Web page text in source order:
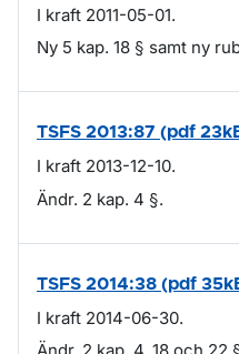
I kraft 2011-05-01.
Ny 5 kap. 18 § samt ny
TSFS 2013:87 (pdf
I kraft 2013-12-10.
Ändr. 2 kap. 4 §.
TSFS 2014:38 (pdf
I kraft 2014-06-30.